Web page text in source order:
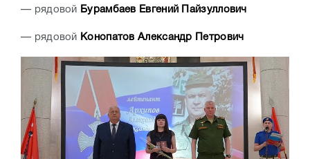
— рядовой Бурамбаев Евгений Пайзуллович
— рядовой Конопатов Александр Петрович